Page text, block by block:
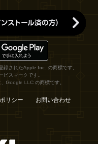
されたApple Inc. の商標です。
スマークです。
Google LLC の商標です。
リシー お問い合わせ